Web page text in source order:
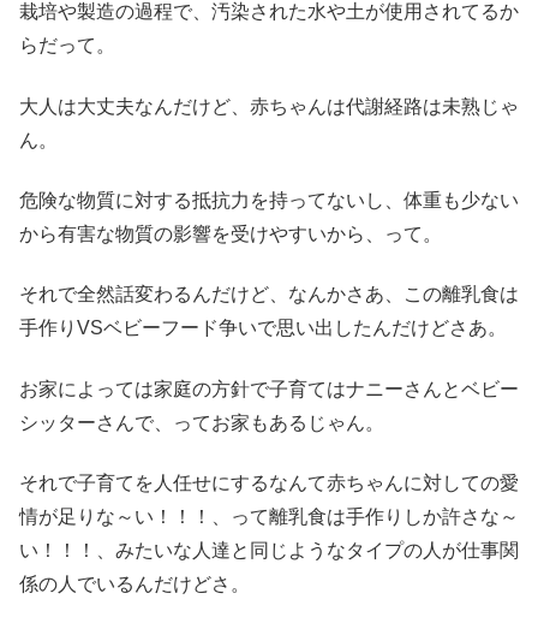
栽培や製造の過程で、汚染された水や土が使用されてるか
らだって。
大人は大丈夫なんだけど、赤ちゃんは代謝経路は未熟じゃ
ん。
危険な物質に対する抵抗力を持ってないし、体重も少ない
から有害な物質の影響を受けやすいから、って。
それで全然話変わるんだけど、なんかさあ、この離乳食は
手作りVSベビーフード争いで思い出したんだけどさあ。
お家によっては家庭の方針で子育てはナニーさんとベビー
シッターさんで、ってお家もあるじゃん。
それで子育てを人任せにするなんて赤ちゃんに対しての愛
情が足りな～い！！！、って離乳食は手作りしか許さな～
い！！！、みたいな人達と同じようなタイプの人が仕事関
係の人でいるんだけどさ。